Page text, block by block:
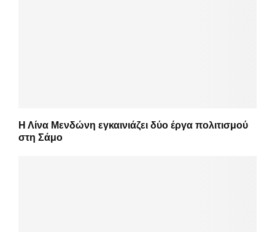
Η Λίνα Μενδώνη εγκαινιάζει δύο έργα πολιτισμού
στη Σάμο